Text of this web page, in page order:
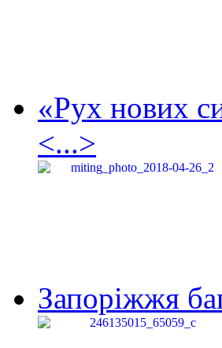
«Рух нових
<...>
Запоріжжя